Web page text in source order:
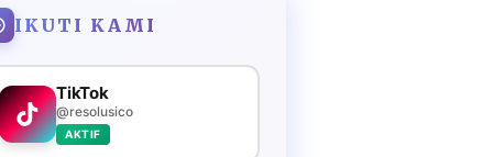
IKUTI KAMI
TikTok
@resolusico
AKTIF